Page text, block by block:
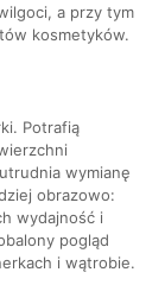
a przy tym
kosmetyków.
Potrafią
wymianę
obrazowo:
wydajność i
pogląd
i wątrobie.